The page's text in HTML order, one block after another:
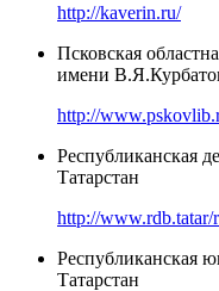
http://kaverin.ru/
Псковская
имени
http://
Республиканская
Татарстан
http://www.rdb.tatar/
Республиканская
Татарстан